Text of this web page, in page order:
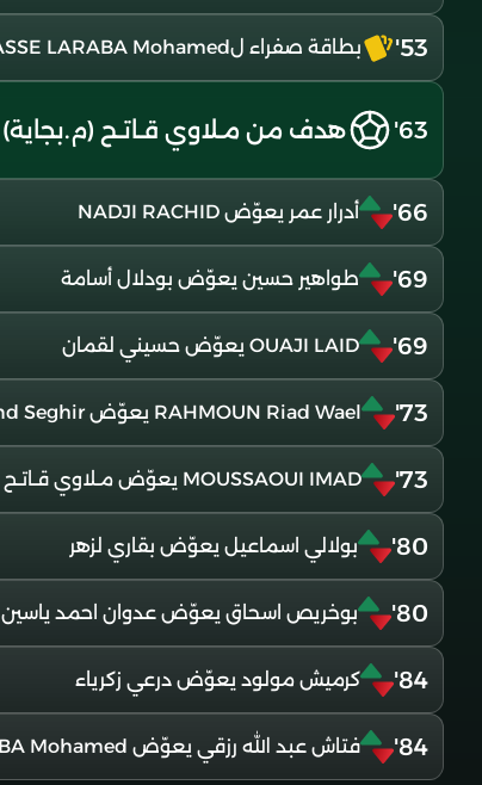
53' بطاقة صفراء لNAASSE LARABA Mohamed
63' هدف من مـلاوي قـاتـح (م.بجاية)
66' أدرار عمر يعوّض NADJI RACHID
69' طواهير حسين يعوّض بودلال أسامة
69' OUAJI LAID يعوّض حسيني لقمان
73' RAHMOUN Riad Wael يعوّض BELARBI Kamel Mohand Seghir
73' MOUSSAOUI IMAD يعوّض مـلاوي قـاتـح
80' بولالي اسماعيل يعوّض بقاري لزهر
80' بوخريص اسحاق يعوّض عدوان احمد ياسين
84' كرميش مولود يعوّض درعي زكرياء
84' فتاش عبد الله رزقي يعوّض NAASSE LARABA Mohamed